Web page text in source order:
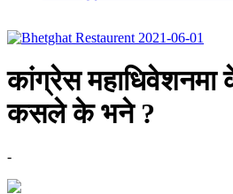
कांग्रेस
कसले के भने ?
-